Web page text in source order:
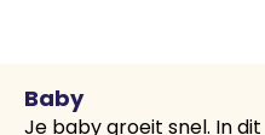
Baby
Je baby groeit snel. In dit